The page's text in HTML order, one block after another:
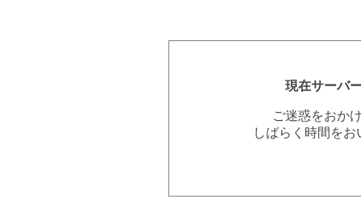
現在サーバ
ご迷惑をおか
しばらく時間を